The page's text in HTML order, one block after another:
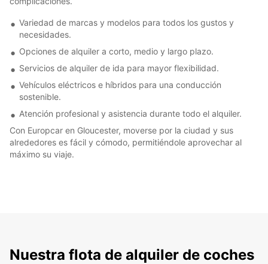
Variedad de marcas y modelos para todos los gustos y
necesidades.
Opciones de alquiler a corto, medio y largo plazo.
Servicios de alquiler de ida para mayor flexibilidad.
Vehículos eléctricos e híbridos para una conducción
sostenible.
Atención profesional y asistencia durante todo el alquiler.
Con Europcar en Gloucester, moverse por la ciudad y sus
alrededores es fácil y cómodo, permitiéndole aprovechar al
máximo su viaje.
Nuestra flota de alquiler de coches